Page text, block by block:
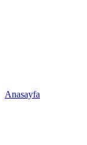
Anasayfa